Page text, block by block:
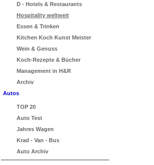
D - Hotels & Restaurants
Hospitality weltweit
Essen & Trinken
Kitchen Koch Kunst Meister
Wein & Genuss
Koch-Rezepte & Bücher
Management in H&R
Archiv
Autos
TOP 20
Auto Test
Jahres Wagen
Krad - Van - Bus
Auto Archiv